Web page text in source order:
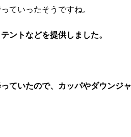
ていったそうですね。
ントなどを提供しました。
ていたので、カッパやダウンジャ